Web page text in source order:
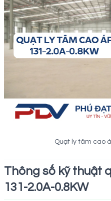
Quạt ly tâm cao
Thông số kỹ thuật
131-2.0A-0.8KW